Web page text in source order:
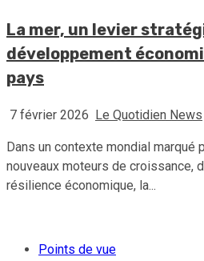
La mer, un levier
développement
pays
7 février 2026 Le Quotidien News
Dans un contexte mondial marqué
nouveaux moteurs de croissance,
résilience économique, la...
Points de vue